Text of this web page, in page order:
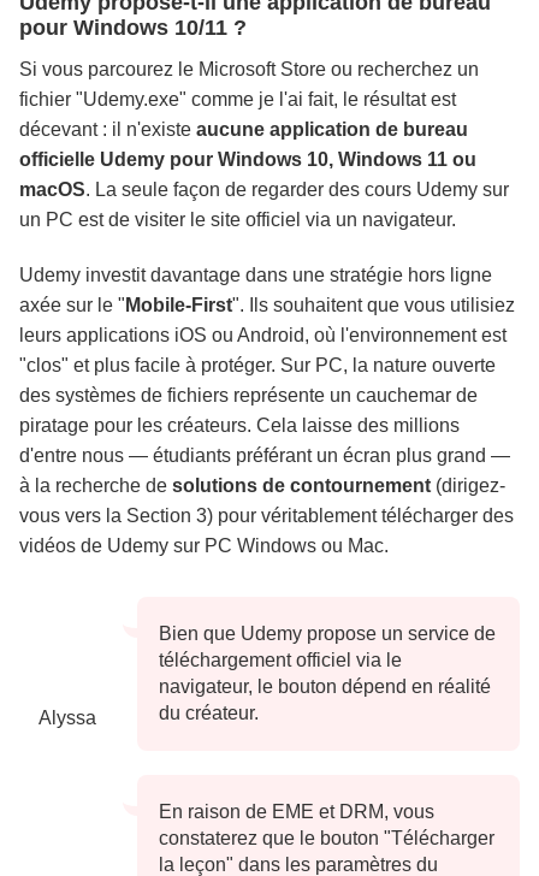
pour Windows 10/11 ?
Si vous parcourez le Microsoft Store ou recherchez un
fichier "Udemy.exe" comme je l'ai fait, le résultat est
décevant : il n'existe aucune application de bureau
officielle Udemy pour Windows 10, Windows 11 ou
macOS. La seule façon de regarder des cours Udemy sur
un PC est de visiter le site officiel via un navigateur.
Udemy investit davantage dans une stratégie hors ligne
axée sur le " Mobile-First". Ils souhaitent que vous utilisiez
leurs applications iOS ou Android, où l'environnement est
"clos" et plus facile à protéger. Sur PC, la nature ouverte
des systèmes de fichiers représente un cauchemar de
piratage pour les créateurs. Cela laisse des millions
d'entre nous — étudiants préférant un écran plus grand —
à la recherche de solutions de contournement (dirigez-
vous vers la Section 3) pour véritablement télécharger des
vidéos de Udemy sur PC Windows ou Mac.
Alyssa
Bien que Udemy propose un service de
téléchargement officiel via le
navigateur, le bouton dépend en réalité
du créateur.
En raison de EME et DRM, vous
constaterez que le bouton "Télécharger
la leçon" dans les paramètres du